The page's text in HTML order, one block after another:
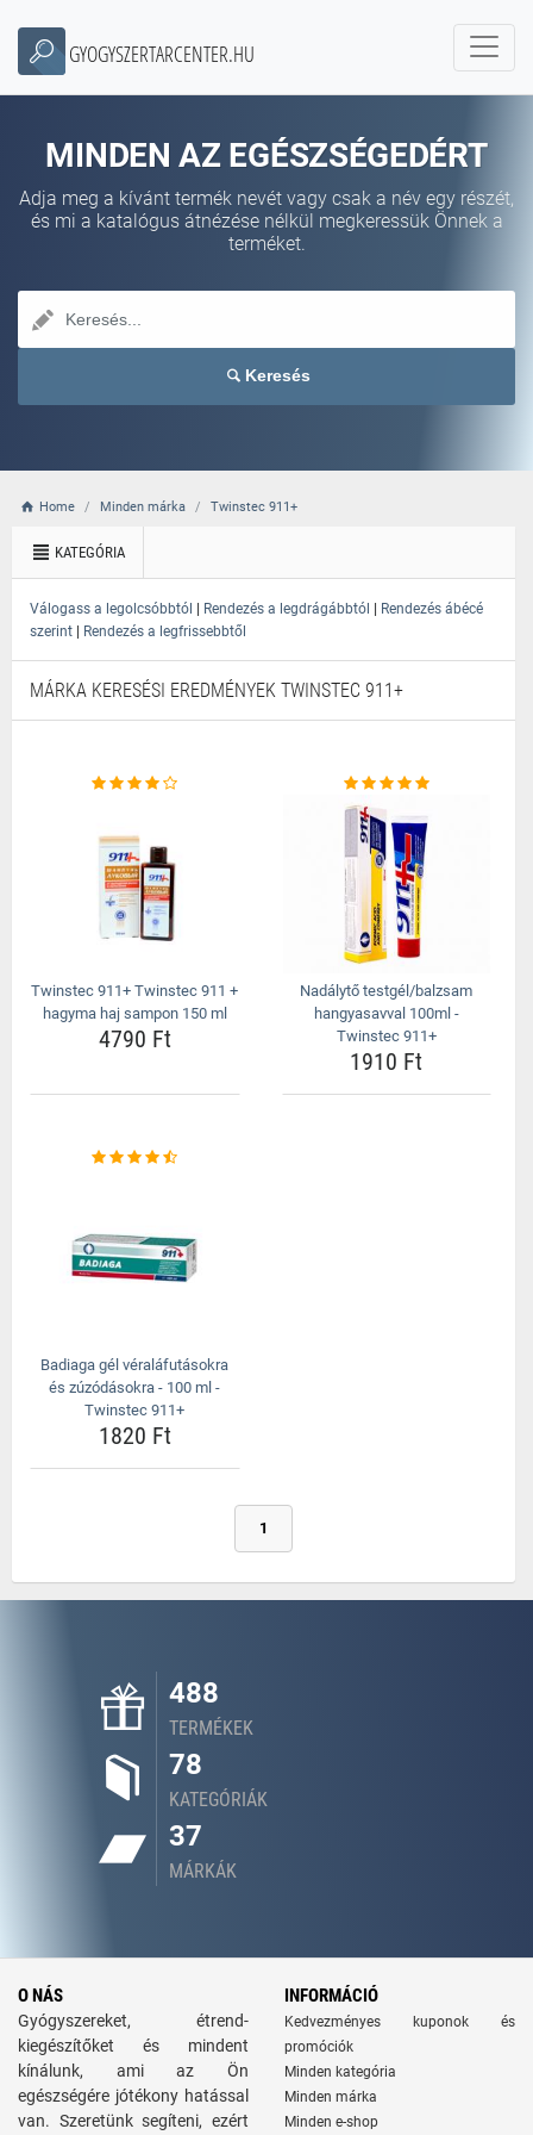
GYOGYSZERTARCENTER.HU
MINDEN AZ EGÉSZSÉGEDÉRT
Adja meg a kívánt termék nevét vagy csak a név egy részét,
és mi a katalógus átnézése nélkül megkeressük Önnek a
terméket.
Keresés
Home Minden márka Twinstec 911+
KATEGÓRIA
Válogass a legolcsóbbtól | Rendezés a legdrágábbtól | Rendezés ábécé
szerint | Rendezés a legfrissebbtől
MÁRKA KERESÉSI EREDMÉNYEK TWINSTEC 911+
Twinstec 911+ Twinstec 911 +
hagyma haj sampon 150 ml
4790 Ft
Nadálytő testgél/balzsam
hangyasavval 100ml -
Twinstec 911+
1910 Ft
Badiaga gél véraláfutásokra
és zúzódásokra - 100 ml -
Twinstec 911+
1820 Ft
1
488
TERMÉKEK
78
KATEGÓRIÁK
37
MÁRKÁK
O NÁS
Gyógyszereket, étrend-
kiegészítőket és mindent
kínálunk, ami az Ön
egészségére jótékony hatással
van. Szeretünk segíteni, ezért
INFORMÁCIÓ
Kedvezményes kuponok és
promóciók
Minden kategória
Minden márka
Minden e-shop